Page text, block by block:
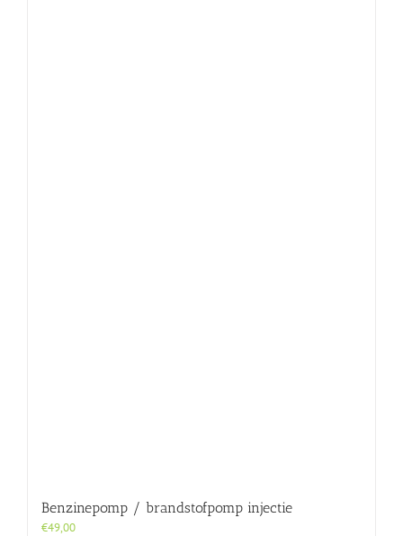
Benzinepomp / brandstofpomp injectie
€49,00